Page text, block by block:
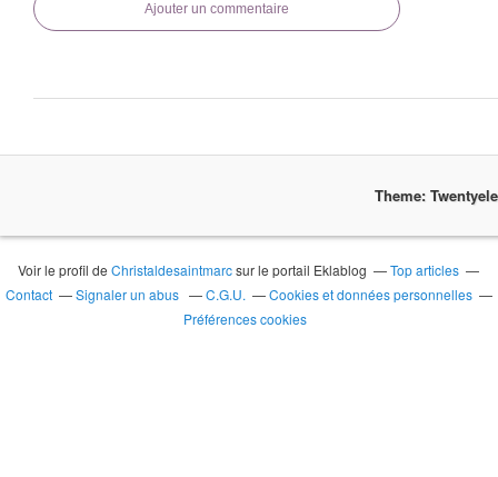
Ajouter un commentaire
Theme:
Voir le profil deChristaldesaintmarcsur le portail Eklablog
Top articles
Contact
Signaler un abus C.G.U.
Cookies et données personnelles
Préférences cookies